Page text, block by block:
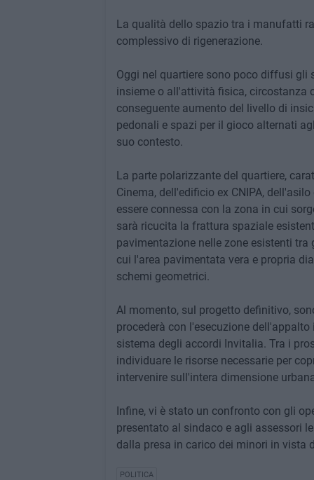
La qualità dello spazio tra i manufatti
complessivo di rigenerazione.
Oggi nel quartiere sono poco diffusi gli
insieme o all'attività fisica, circostanza
conseguente aumento del livello di
pedonali e spazi per il gioco alternati
suo contesto.
La parte polarizzante del quartiere,
Cinema, dell'edificio ex CNIPA,
essere connessa con la zona in cui
sarà ricucita la frattura spaziale
pavimentazione nelle zone esistenti
cui l'area pavimentata vera e propria
schemi geometrici.
Al momento, sul progetto definitivo,
procederà con l'esecuzione
sistema degli accordi Invitalia. Tra i
individuare le risorse necessarie per
intervenire sull'intera dimensione
Infine, vi è stato un confronto con gli
presentato al sindaco e agli assessori
dalla presa in carico dei minori in vista
POLITICA